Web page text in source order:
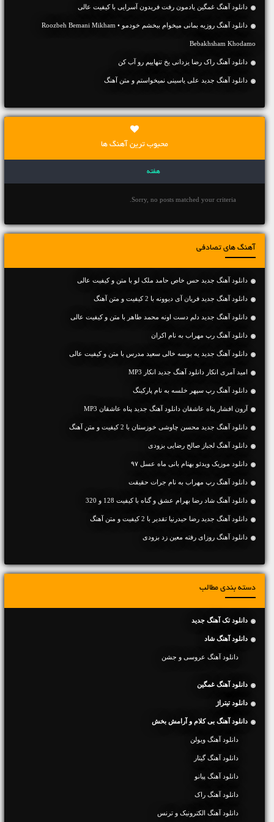
دانلود آهنگ غمگین یادمون رفت فریدون آسرایی با کیفیت عالی
دانلود آهنگ روزبه بمانی میخوام ببخشم خودمو • Roozbeh Bemani Mikham
Bebakhsham Khodamo
دانلود آهنگ راک رضا یزدانی یخ تنهاییم رو آب کن
دانلود آهنگ جديد علی یاسینی نمیخواستم و متن آهنگ
محبوب ترین آهنگ ها
هفته
Sorry, no posts matched your criteria.
آهنگ های تصادفی
دانلود آهنگ جديد حس خاص حامد ملک لو با متن و کیفیت عالی
دانلود آهنگ جديد فریان آی دیوونه با 2 کیفیت و متن آهنگ
دانلود آهنگ جديد دلم دست اونه محمد طاهر با متن و کیفیت عالی
دانلود آهنگ رپ مهراب به نام اکران
دانلود آهنگ جديد یه بوسه خالی سعید مدرس با متن و کیفیت عالی
امید آمری انکار دانلود آهنگ جدید انکار MP3
دانلود آهنگ رپ سپهر خلسه به نام پارکینگ
آرون افشار پناه عاشقان دانلود آهنگ جدید پناه عاشقان MP3
دانلود آهنگ جديد محسن چاوشی خوزستان با 2 کیفیت و متن آهنگ
دانلود آهنگ لجباز صالح رضایی بزودی
دانلود موزیک ویدئو بهنام بانی ماه عسل ۹۷
دانلود آهنگ رپ مهراب به نام جرات حقیقت
دانلود آهنگ شاد رضا بهرام عشق و گناه با کیفیت 128 و 320
دانلود آهنگ جديد رضا حیدرنیا تقدیر با 2 کیفیت و متن آهنگ
دانلود آهنگ روزای رفته معین زد بزودی
دسته بندی مطالب
دانلود تک آهنگ جدید
دانلود آهنگ شاد
دانلود آهنگ عروسی و جشن
دانلود آهنگ غمگین
دانلود تیتراژ
دانلود آهنگ بی کلام و آرامش بخش
دانلود آهنگ ویولن
دانلود آهنگ گیتار
دانلود آهنگ پیانو
دانلود آهنگ راک
دانلود آهنگ الکترونیک و ترنس